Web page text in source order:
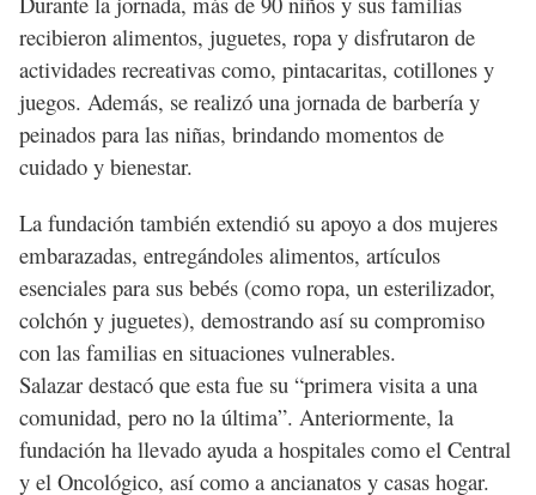
recibieron alimentos, juguetes, ropa y disfrutaron de
actividades recreativas como, pintacaritas, cotillones y
juegos. Además, se realizó una jornada de barbería y
peinados para las niñas, brindando momentos de
cuidado y bienestar.
La fundación también extendió su apoyo a dos mujeres
embarazadas, entregándoles alimentos, artículos
esenciales para sus bebés (como ropa, un esterilizador,
colchón y juguetes), demostrando así su compromiso
con las familias en situaciones vulnerables.
Salazar destacó que esta fue su “primera visita a una
comunidad, pero no la última”. Anteriormente, la
fundación ha llevado ayuda a hospitales como el Central
y el Oncológico, así como a ancianatos y casas hogar.